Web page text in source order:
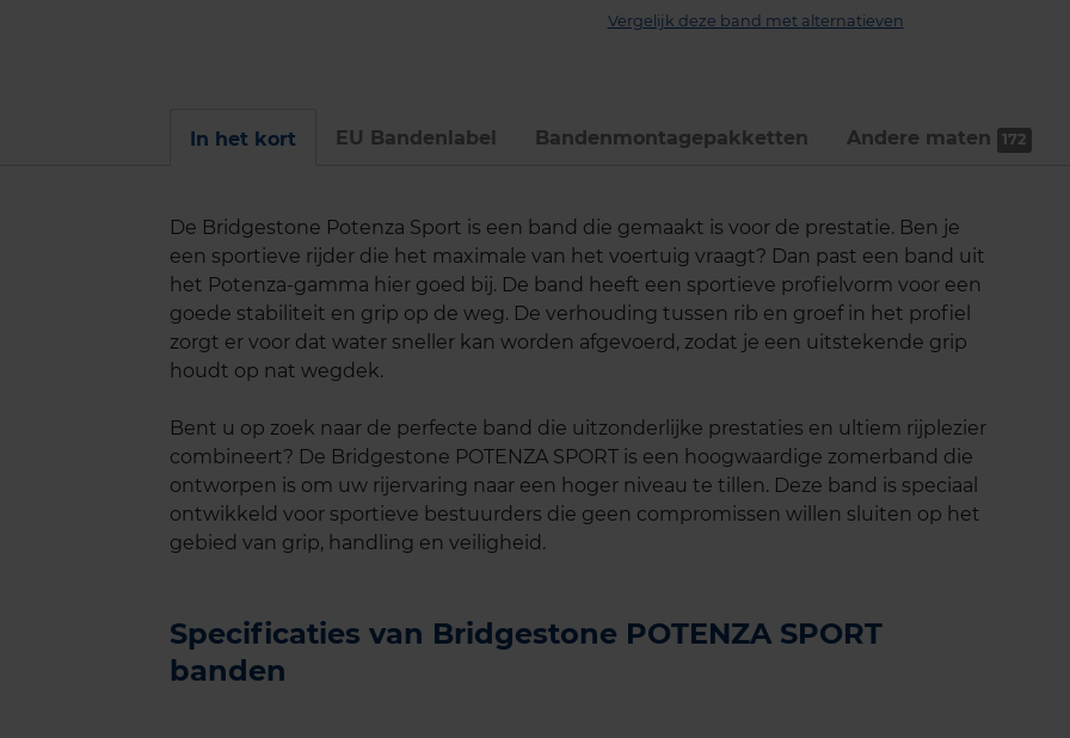
Vergelijk deze band met alternatieven
In het kort EU Bandenlabel Bandenmontage­pakketten Andere maten 172
De Bridgestone Potenza Sport is een band die gemaakt is voor de prestatie. Ben je
een sportieve rijder die het maximale van het voertuig vraagt? Dan past een band uit
het Potenza-gamma hier goed bij. De band heeft een sportieve profielvorm voor een
goede stabiliteit en grip op de weg. De verhouding tussen rib en groef in het profiel
zorgt er voor dat water sneller kan worden afgevoerd, zodat je een uitstekende grip
houdt op nat wegdek.
Bent u op zoek naar de perfecte band die uitzonderlijke prestaties en ultiem rijplezier
combineert? De Bridgestone POTENZA SPORT is een hoogwaardige zomerband die
ontworpen is om uw rijervaring naar een hoger niveau te tillen. Deze band is speciaal
ontwikkeld voor sportieve bestuurders die geen compromissen willen sluiten op het
gebied van grip, handling en veiligheid.
Specificaties van Bridgestone POTENZA SPORT
banden